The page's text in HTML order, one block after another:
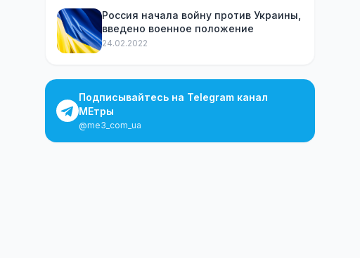
Россия начала войну против Украины,
введено военное положение
24.02.2022
Подписывайтесь на Telegram канал
МЕтры
@me3_com_ua